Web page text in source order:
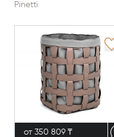
Pinetti
от 350 809 ₸